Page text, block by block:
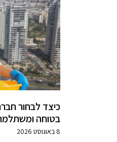
כיצד לבחור
בטוחה
8 באוגוסט 2026